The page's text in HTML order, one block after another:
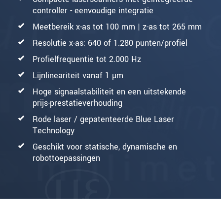
controller - eenvoudige integratie
Meetbereik x-as tot 100 mm | z-as tot 265 mm
Resolutie x-as: 640 of 1.280 punten/profiel
Profielfrequentie tot 2.000 Hz
Lijnlineariteit vanaf 1 µm
Hoge signaalstabiliteit en een uitstekende
prijs-prestatieverhouding
Rode laser / gepatenteerde Blue Laser
Technology
Geschikt voor statische, dynamische en
robottoepassingen